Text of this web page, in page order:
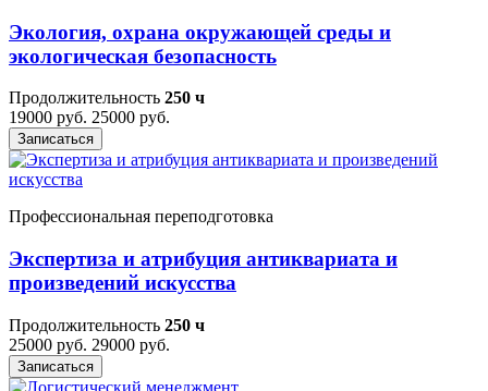
Экология, охрана окружающей среды и
экологическая безопасность
Продолжительность 250 ч
19000 руб. 25000 руб.
Записаться
Профессиональная переподготовка
Экспертиза и атрибуция антиквариата и
произведений искусства
Продолжительность 250 ч
25000 руб. 29000 руб.
Записаться